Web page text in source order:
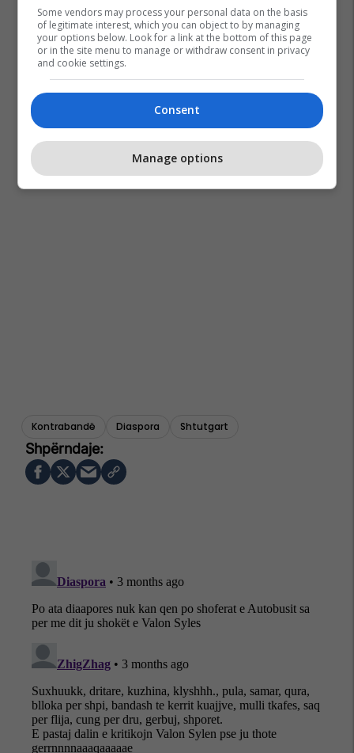
Kontrabandë Diaspora Shtutgart
Some vendors may process your personal data on the basis
of legitimate interest, which you can object to by managing
your options below. Look for a link at the bottom of this page
or in the site menu to manage or withdraw consent in privacy
and cookie settings.
Consent
Manage options